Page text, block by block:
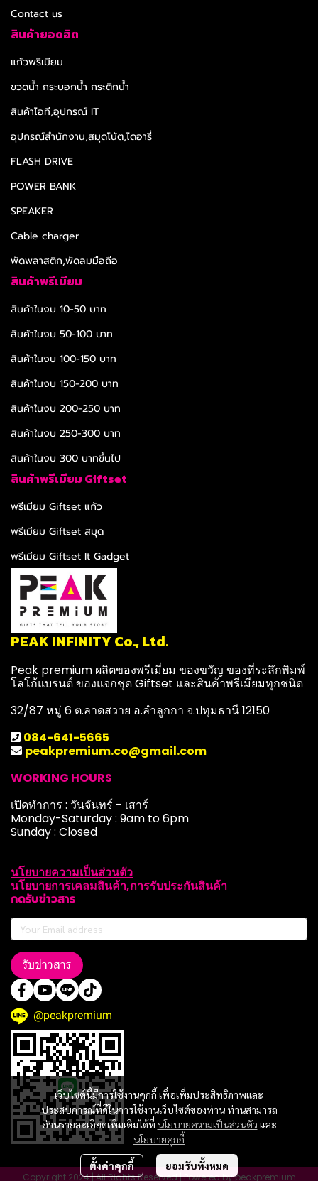
เว็บไซต์นี้มีการใช้งานคุกกี้ เพื่อเพิ่มประสิทธิภาพและ
ประสบการณ์ที่ดีในการใช้งานเว็บไซต์ของท่าน ท่านสามารถ
อ่านรายละเอียดเพิ่มเติมได้ที่ นโยบายความเป็นส่วนตัว และ
นโยบายคุกกี้
ตั้งค่าคุกกี้ ยอมรับทั้งหมด
Contact us
สินค้ายอดฮิต
แก้วพรีเมียม
ขวดน้ำ กระบอกน้ำ กระติกน้ำ
สินค้าไอที,อุปกรณ์ IT
อุปกรณ์สำนักงาน,สมุดโน้ต,ไดอารี่
FLASH DRIVE
POWER BANK
SPEAKER
Cable charger
พัดพลาสติก,พัดลมมือถือ
สินค้าพรีเมียม
สินค้าในงบ 10-50 บาท
สินค้าในงบ 50-100 บาท
สินค้าในงบ 100-150 บาท
สินค้าในงบ 150-200 บาท
สินค้าในงบ 200-250 บาท
สินค้าในงบ 250-300 บาท
สินค้าในงบ 300 บาทขึ้นไป
สินค้าพรีเมียม Giftset
พรีเมียม Giftset แก้ว
พรีเมียม Giftset สมุด
พรีเมียม Giftset It Gadget
PEAK INFINITY Co., Ltd.
Peak premium ผลิตของพรีเมี่ยม ของขวัญ ของที่ระลึกพิมพ์
โลโก้แบรนด์ ของแจกชุด Giftset และสินค้าพรีเมียมทุกชนิด
32/87 หมู่ 6 ต.ลาดสวาย อ.ลำลูกกา จ.ปทุมธานี 12150
084-641-5665
peakpremium.co@gmail.com
WORKING HOURS
เปิดทำการ : วันจันทร์ - เสาร์
Monday-Saturday : 9am to 6pm
Sunday : Closed
นโยบายความเป็นส่วนตัว
นโยบายการเคลมสินค้า,การรับประกันสินค้า
กดรับข่าวสาร
รับข่าวสาร
@peakpremium
Copyright 2024 | All Rights Reserved | Powered by peakpremium